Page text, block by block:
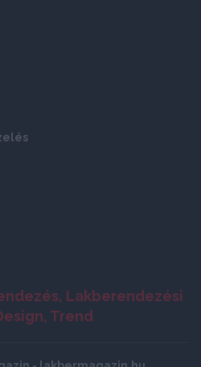
Lakberendezési
Trend